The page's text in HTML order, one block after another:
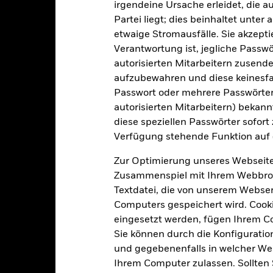
irgendeine Ursache erleidet, die
Partei liegt; dies beinhaltet unter
etwaige Stromausfälle. Sie
Verantwortung ist, jegliche
autorisierten Mitarbeitern
aufzubewahren und diese
Passwort oder mehrere
autorisierten Mitarbeitern)
diese speziellen Passwörter
Verfügung stehende Funktion auf
Zur Optimierung unseres
Zusammenspiel mit Ihrem
Textdatei, die von unserem
Computers gespeichert wird.
eingesetzt werden, fügen Ihrem
Sie können durch die
und gegebenenfalls in welcher
Ihrem Computer zulassen.
USD
MSCI All Country World Index
(Net)
5,00%
1,50%
0,00%
BlackRock (Luxembourg) S.A.
Transaktionsdatum +3 Tage
Währung der Reihe
Anlageklasse
Laufende Gebühren
ISIN
Mindestsumme bei Erstanlage
Gewinnverwendung
Rechtsform
Morningstar-Kategorie
Transaktionshäufigkeit
SEDOL